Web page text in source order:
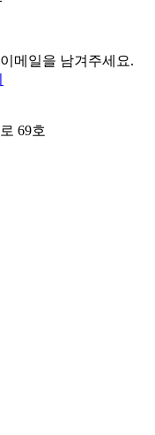
메일을 남겨주세요.
69호